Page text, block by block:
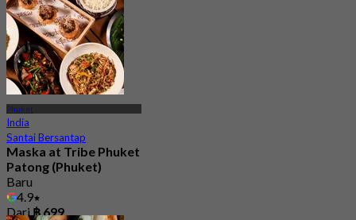
Phuket
India
Santai Bersantap
Maska at Tribe Phuket
Patong (Phuket)
Baru
4.9
Dari฿ 699